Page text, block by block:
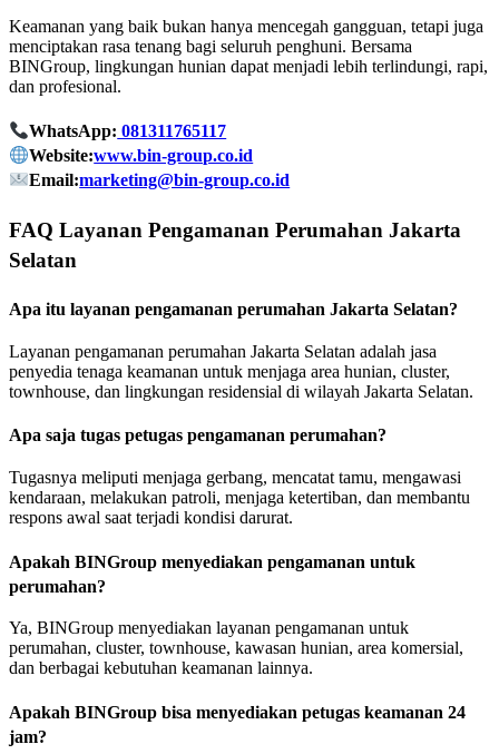
Keamanan yang baik bukan hanya mencegah gangguan, tetapi juga
menciptakan rasa tenang bagi seluruh penghuni. Bersama
BINGroup, lingkungan hunian dapat menjadi lebih terlindungi, rapi,
dan profesional.
WhatsApp: 081311765117
Website:www.bin-group.co.id
Email:marketing@bin-group.co.id
FAQ Layanan Pengamanan Perumahan Jakarta
Selatan
Apa itu layanan pengamanan perumahan Jakarta Selatan?
Layanan pengamanan perumahan Jakarta Selatan adalah jasa
penyedia tenaga keamanan untuk menjaga area hunian, cluster,
townhouse, dan lingkungan residensial di wilayah Jakarta Selatan.
Apa saja tugas petugas pengamanan perumahan?
Tugasnya meliputi menjaga gerbang, mencatat tamu, mengawasi
kendaraan, melakukan patroli, menjaga ketertiban, dan membantu
respons awal saat terjadi kondisi darurat.
Apakah BINGroup menyediakan pengamanan untuk
perumahan?
Ya, BINGroup menyediakan layanan pengamanan untuk
perumahan, cluster, townhouse, kawasan hunian, area komersial,
dan berbagai kebutuhan keamanan lainnya.
Apakah BINGroup bisa menyediakan petugas keamanan 24
jam?